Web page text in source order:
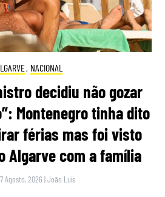
, NACIONAL
decidiu não gozar
Montenegro tinha dito
férias mas foi visto
Algarve com a família
Agosto, 2026 |João Luís